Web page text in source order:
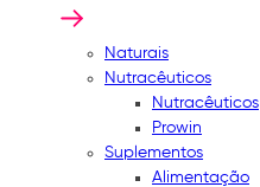
Naturais
Nutracêuticos
Nutracêuticos
Prowin
Suplementos
Alimentação